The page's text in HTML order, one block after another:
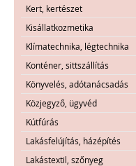
Kert, kertészet
Kisállatkozmetika
Klímatechnika, légtechnika
Konténer, sittszállítás
Könyvelés, adótanácsadás
Közjegyző, ügyvéd
Kútfúrás
Lakásfelújítás, házépítés
Lakástextil, szőnyeg